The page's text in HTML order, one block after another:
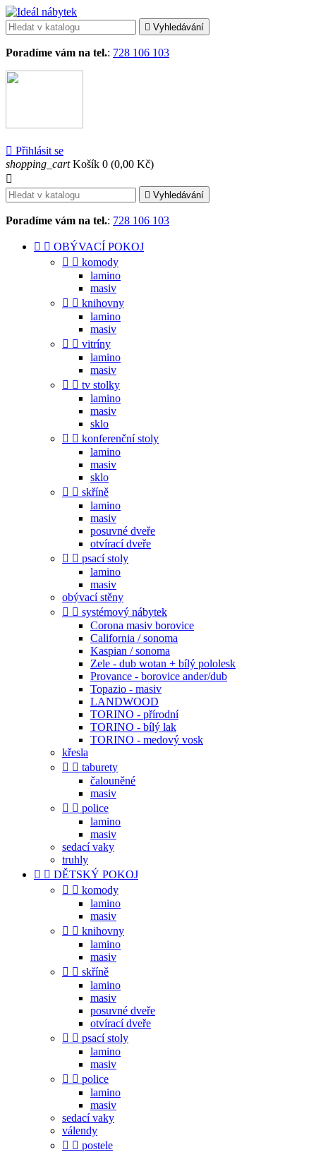
 Vyhledávání
Poradíme vám na tel.: 728 106 103
 Přihlásit se
shopping_cart Košík 0 (0,00 Kč)

 Vyhledávání
Poradíme vám na tel.: 728 106 103
  OBÝVACÍ POKOJ
  komody
lamino
masiv
  knihovny
lamino
masiv
  vitríny
lamino
masiv
  tv stolky
lamino
masiv
sklo
  konferenční stoly
lamino
masiv
sklo
  skříně
lamino
masiv
posuvné dveře
otvírací dveře
  psací stoly
lamino
masiv
obývací stěny
  systémový nábytek
Corona masiv borovice
California / sonoma
Kaspian / sonoma
Zele - dub wotan + bílý pololesk
Provance - borovice ander/dub
Topazio - masiv
LANDWOOD
TORINO - přírodní
TORINO - bílý lak
TORINO - medový vosk
křesla
  taburety
čalouněné
masiv
  police
lamino
masiv
sedací vaky
truhly
  DĚTSKÝ POKOJ
  komody
lamino
masiv
  knihovny
lamino
masiv
  skříně
lamino
masiv
posuvné dveře
otvírací dveře
  psací stoly
lamino
masiv
  police
lamino
masiv
sedací vaky
válendy
  postele